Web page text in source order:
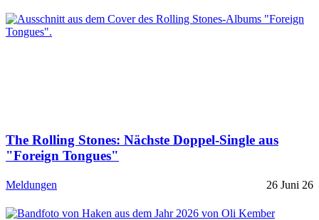
The Rolling Stones: Nächste Doppel-Single aus
"Foreign Tongues"
Meldungen 26 Juni 26